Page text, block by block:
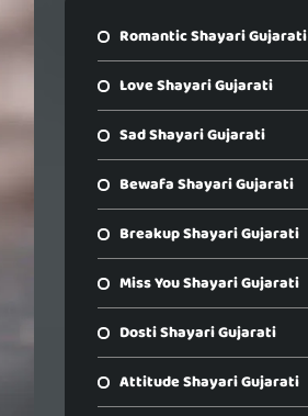
Romantic Shayari Gujarati
Love Shayari Gujarati
Sad Shayari Gujarati
Bewafa Shayari Gujarati
Breakup Shayari Gujarati
Miss You Shayari Gujarati
Dosti Shayari Gujarati
Attitude Shayari Gujarati